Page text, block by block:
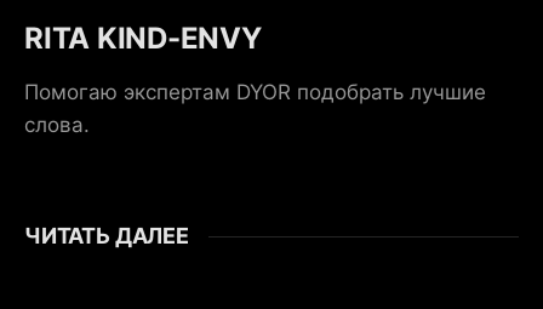
RITA KIND-ENVY
Помогаю экспертам DYOR подобрать лучшие
слова.
ЧИТАТЬ ДАЛЕЕ